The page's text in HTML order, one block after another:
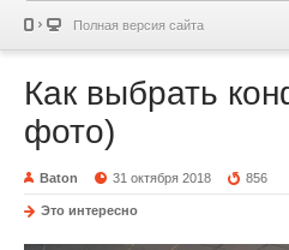
Полная версия сайта
Как выбрать
фото)
Baton 31 октября 2018 856
Это интересно